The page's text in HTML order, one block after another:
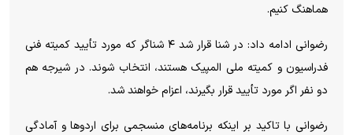
هماهنگ کنیم.
رضوانی ادامه داد: در شنا قرار شد ۴ شناگر که مورد تأیید کمیته فنی
فدراسیون و کمیته ملی المپیک هستند، انتخاب شوند. در شیرجه هم
دو نفر اگر مورد تأیید قرار بگیرند، اعزام خواهند شد.
رضوانی با تاکید بر اینکه برنامه‌های منسجمی برای اردوها و آمادگی